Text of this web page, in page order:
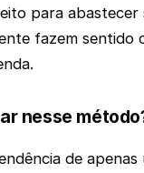
para
fazem sentido
nesse
de apenas